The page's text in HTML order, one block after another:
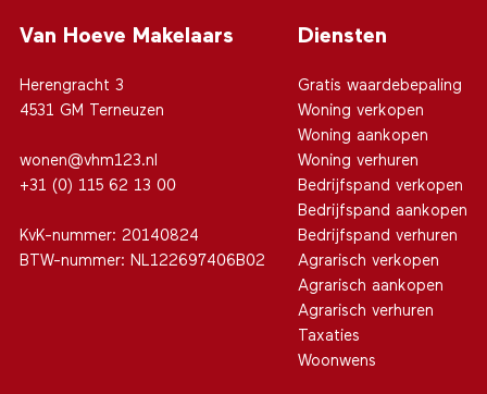
Van Hoeve Makelaars
Herengracht 3
4531 GM Terneuzen
wonen@vhm123.nl
+31 (0) 115 62 13 00
KvK-nummer: 20140824
BTW-nummer: NL122697406B02
Diensten
Gratis waardebepaling
Woning verkopen
Woning aankopen
Woning verhuren
Bedrijfspand verkopen
Bedrijfspand aankopen
Bedrijfspand verhuren
Agrarisch verkopen
Agrarisch aankopen
Agrarisch verhuren
Taxaties
Woonwens